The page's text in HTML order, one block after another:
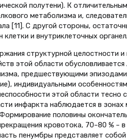
полутени). К
метаболизма и,
[11]. С другой стороны,
и внутриклеточных
структурной целостности
этой области
предшествующими
индивидуальными
этой области тесно
инфаркта наблюдается в
половины
кровотока, 70–80 % –
пенумбры представляет